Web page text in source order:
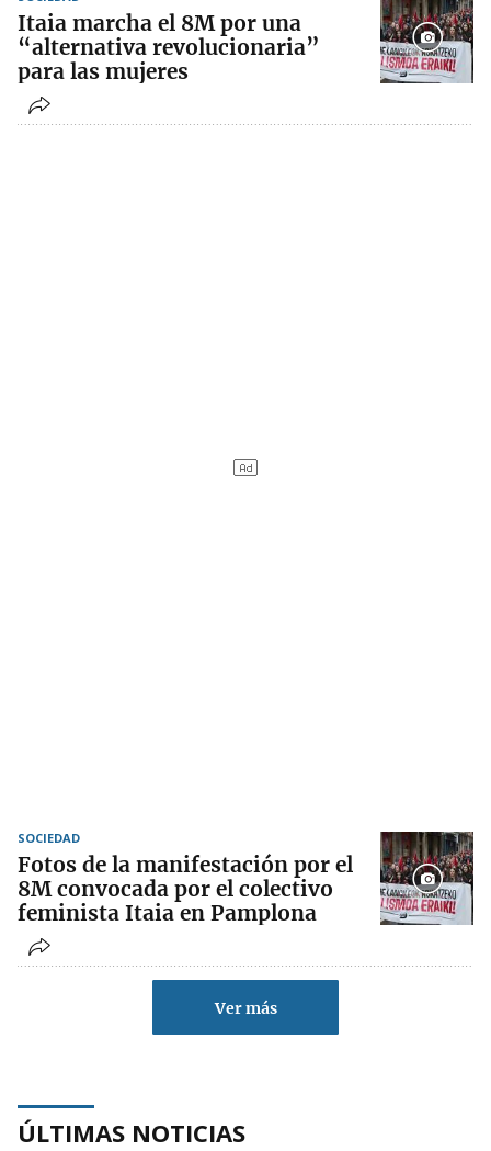
Itaia marcha el 8M por una
“alternativa revolucionaria”
para las mujeres
SOCIEDAD
Fotos de la manifestación por el
8M convocada por el colectivo
feminista Itaia en Pamplona
Ver más
ÚLTIMAS NOTICIAS